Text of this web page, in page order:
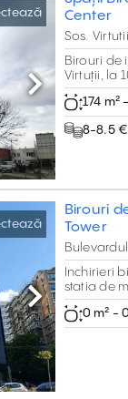
Next
Center
Sos.
Birouri de
Virtuții, la
Clasa B,
174 m²
8-8.5
Next
Birouri
Tower
Inchirieri
statia de
cu
0 m² -